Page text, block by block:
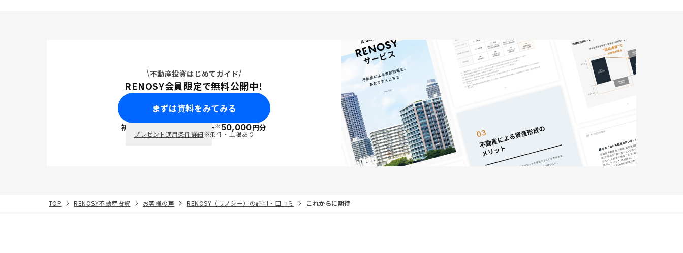
不動産投資はじめてガイド
RENOSY会員限定で無料公開中！
まずは資料をみてみる
初回面談で ポイント※50,000円分
プレゼント適用条件詳細※条件・上限あり
TOP RENOSY不動産投資 お客様の声 RENOSY（リノシー）の評判・口コミ これからに期待